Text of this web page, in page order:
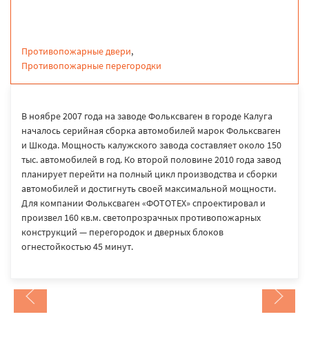
Противопожарные двери,
Противопожарные перегородки
В ноябре 2007 года на заводе Фольксваген в городе Калуга
началось серийная сборка автомобилей марок Фольксваген
и Шкода. Мощность калужского завода составляет около 150
тыс. автомобилей в год. Ко второй половине 2010 года завод
планирует перейти на полный цикл производства и сборки
автомобилей и достигнуть своей максимальной мощности.
Для компании Фольксваген «ФОТОТЕХ» спроектировал и
произвел 160 кв.м. светопрозрачных противопожарных
конструкций — перегородок и дверных блоков
огнестойкостью 45 минут.